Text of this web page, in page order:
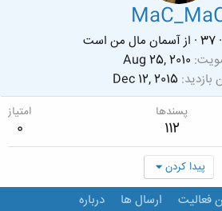
·
37
· ازآسمان مال من است
Aug 25, 2010
بازدید Dec 12, 2015
پسندها
112
امتیاز
0
پیدا کردن
فعالیت ارسال ها درباره